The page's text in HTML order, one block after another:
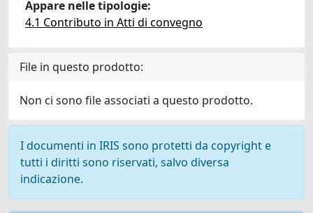
Appare nelle tipologie:
4.1 Contributo in Atti di convegno
File in questo prodotto:
Non ci sono file associati a questo prodotto.
I documenti in IRIS sono protetti da copyright e
tutti i diritti sono riservati, salvo diversa
indicazione.